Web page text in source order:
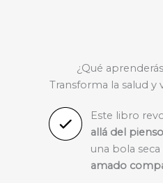
¿Qué
Transforma la salud
Este libro
allá del
una bola seca
amado